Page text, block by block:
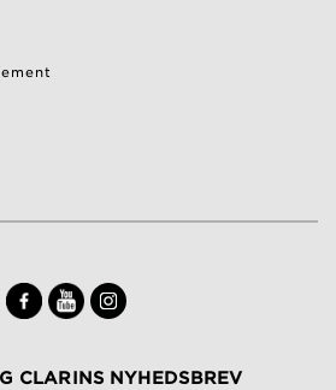
CLARINS NYHEDSBREV